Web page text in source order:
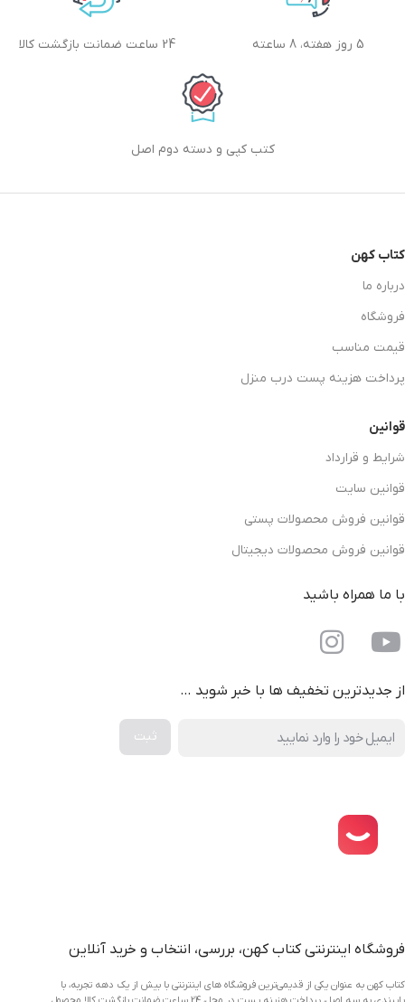
5 روز هفته، 8 ساعته 24 ساعت ضمانت بازگشت کالا
کتب کپی و دسته دوم اصل
کتاب کهن
درباره ما
فروشگاه
قیمت مناسب
پرداخت هزینه پست درب منزل
قوانین
شرایط و قرارداد
قوانین سایت
قوانین فروش محصولات پستی
قوانین فروش محصولات دیجیتال
با ما همراه باشید
از جدیدترین تخفیف ها با خبر شوید …
فروشگاه اینترنتی کتاب کهن، بررسی، انتخاب و خرید آنلاین
کتاب کهن به عنوان یکی از قدیمی‌ترین فروشگاه های اینترنتی با بیش از یک دهه تجربه، با